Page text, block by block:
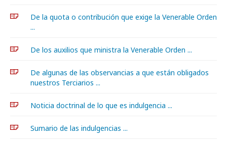
De la quota o contribución que exige la Venerable Orden
...
De los auxilios que ministra la Venerable Orden ...
De algunas de las observancias a que están obligados
nuestros Terciarios ...
Noticia doctrinal de lo que es indulgencia ...
Sumario de las indulgencias ...